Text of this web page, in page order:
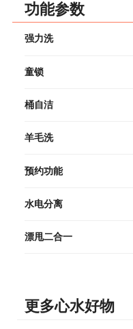
功能参数
强力洗
童锁
桶自洁
羊毛洗
预约功能
水电分离
漂甩二合一
更多心水好物